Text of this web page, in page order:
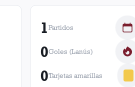
1Partidos
0Goles (Lanús)
0Tarjetas amarillas